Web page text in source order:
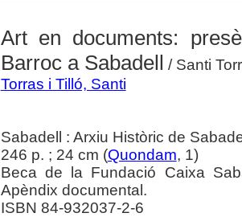
Art en documents:
Barroc a Sabadell / Santi
Torras i Tilló, Santi
Sabadell : Arxiu Històric de
246 p. ; 24 cm (Quondam, 1)
Beca de la Fundació Caixa
Apèndix documental.
ISBN 84-932037-2-6